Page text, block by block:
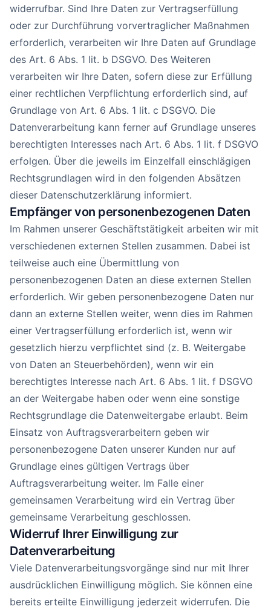
widerrufbar. Sind Ihre Daten zur Vertragserfüllung
oder zur Durchführung vorvertraglicher Maßnahmen
erforderlich, verarbeiten wir Ihre Daten auf Grundlage
des Art. 6 Abs. 1 lit. b DSGVO. Des Weiteren
verarbeiten wir Ihre Daten, sofern diese zur Erfüllung
einer rechtlichen Verpflichtung erforderlich sind, auf
Grundlage von Art. 6 Abs. 1 lit. c DSGVO. Die
Datenverarbeitung kann ferner auf Grundlage unseres
berechtigten Interesses nach Art. 6 Abs. 1 lit. f DSGVO
erfolgen. Über die jeweils im Einzelfall einschlägigen
Rechtsgrundlagen wird in den folgenden Absätzen
dieser Datenschutzerklärung informiert.
Empfänger von personenbezogenen Daten
Im Rahmen unserer Geschäftstätigkeit arbeiten wir mit
verschiedenen externen Stellen zusammen. Dabei ist
teilweise auch eine Übermittlung von
personenbezogenen Daten an diese externen Stellen
erforderlich. Wir geben personenbezogene Daten nur
dann an externe Stellen weiter, wenn dies im Rahmen
einer Vertragserfüllung erforderlich ist, wenn wir
gesetzlich hierzu verpflichtet sind (z. B. Weitergabe
von Daten an Steuerbehörden), wenn wir ein
berechtigtes Interesse nach Art. 6 Abs. 1 lit. f DSGVO
an der Weitergabe haben oder wenn eine sonstige
Rechtsgrundlage die Datenweitergabe erlaubt. Beim
Einsatz von Auftragsverarbeitern geben wir
personenbezogene Daten unserer Kunden nur auf
Grundlage eines gültigen Vertrags über
Auftragsverarbeitung weiter. Im Falle einer
gemeinsamen Verarbeitung wird ein Vertrag über
gemeinsame Verarbeitung geschlossen.
Widerruf Ihrer Einwilligung zur
Datenverarbeitung
Viele Datenverarbeitungsvorgänge sind nur mit Ihrer
ausdrücklichen Einwilligung möglich. Sie können eine
bereits erteilte Einwilligung jederzeit widerrufen. Die